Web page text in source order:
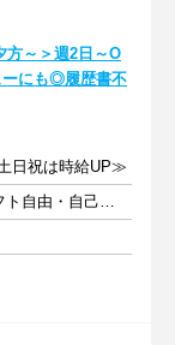
方～＞週2日～O
ーにも◎履歴書不
日祝は時給UP≫
週2日以上 1日3時間以上 シフト自由・自己申告